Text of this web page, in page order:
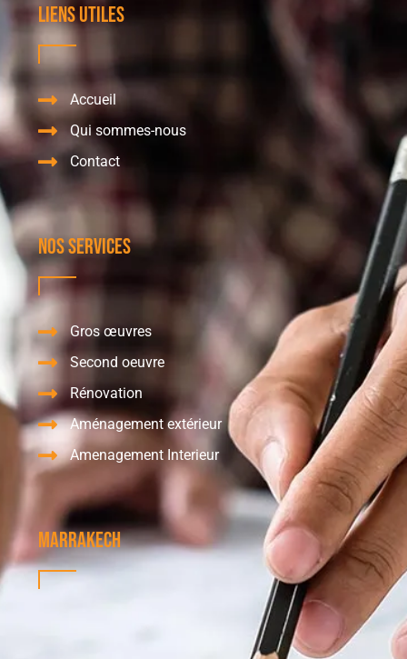
Liens utiles
Accueil
Qui sommes-nous
Contact
Nos services
Gros œuvres
Second oeuvre
Rénovation
Aménagement extérieur
Amenagement Interieur
Marrakech